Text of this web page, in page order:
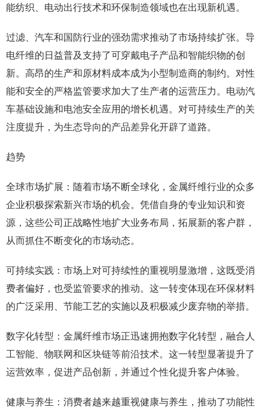
能纺织、电动出行技术和环保制造领域也在出现新机遇。
过滤、汽车和国防行业的强劲需求推动了市场持续扩张。导
电纤维的日益普及支持了可穿戴电子产品和智能织物的创
新。高昂的生产和原材料成本成为小型制造商的制约。对性
能和安全的严格监管要求加大了生产者的运营压力。电动汽
车基础设施和电池安全应用的增长机遇。对可持续生产的关
注度提升，为生态导向的产品差异化开辟了道路。
趋势
全球市场扩展：随着市场不断全球化，金属纤维行业的众多
企业积极探索新兴市场的机会。凭借自身的专业知识和资
源，这些公司正战略性地扩大业务布局，拓展新的客户群，
从而抓住不断变化的市场动态。
可持续实践：市场上对可持续性的重视明显激增，这既受消
费者偏好，也受监管要求的推动。这一转变体现在环保材料
的广泛采用、节能工艺的实施以及积极减少废弃物的举措。
数字化转型：金属纤维市场正迅速拥抱数字化转型，融合人
工智能、物联网和区块链等前沿技术。这一转型显著提升了
运营效率，促进产品创新，并通过个性化提升客户体验。
健康与养生：消费者越来越重视健康与养生，推动了功能性